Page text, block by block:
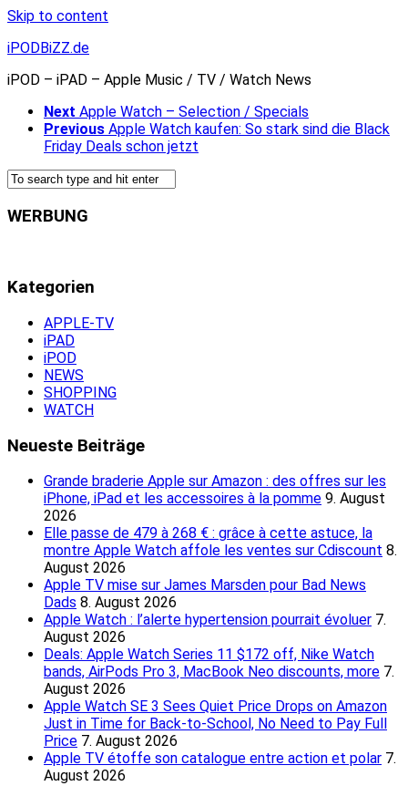
Skip to content
iPODBiZZ.de
iPOD – iPAD – Apple Music / TV / Watch News
Next Apple Watch – Selection / Specials
Previous Apple Watch kaufen: So stark sind die Black
Friday Deals schon jetzt
WERBUNG
Kategorien
APPLE-TV
iPAD
iPOD
NEWS
SHOPPING
WATCH
Neueste Beiträge
Grande braderie Apple sur Amazon : des offres sur les
iPhone, iPad et les accessoires à la pomme 9. August
2026
Elle passe de 479 à 268 € : grâce à cette astuce, la
montre Apple Watch affole les ventes sur Cdiscount 8.
August 2026
Apple TV mise sur James Marsden pour Bad News
Dads 8. August 2026
Apple Watch : l’alerte hypertension pourrait évoluer 7.
August 2026
Deals: Apple Watch Series 11 $172 off, Nike Watch
bands, AirPods Pro 3, MacBook Neo discounts, more 7.
August 2026
Apple Watch SE 3 Sees Quiet Price Drops on Amazon
Just in Time for Back-to-School, No Need to Pay Full
Price 7. August 2026
Apple TV étoffe son catalogue entre action et polar 7.
August 2026